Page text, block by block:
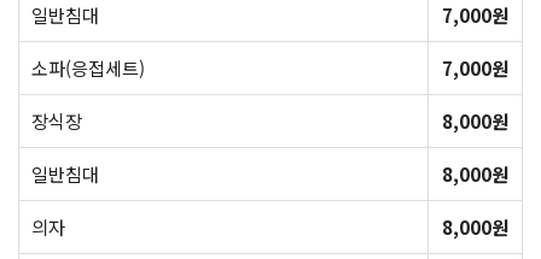
일반침대
7,000원
소파(응접세트)
7,000원
장식장
8,000원
일반침대
8,000원
의자
8,000원